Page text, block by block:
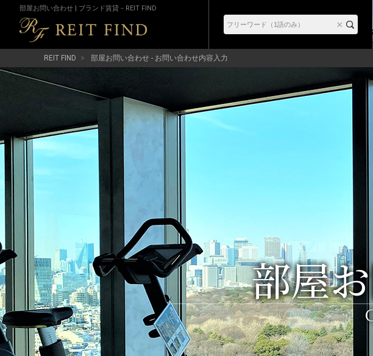
部屋お問い合わせ | ブランド賃貸－REIT FIND
REIT FIND 部屋お問い合わせ - お問い合わせ内容入力
部屋